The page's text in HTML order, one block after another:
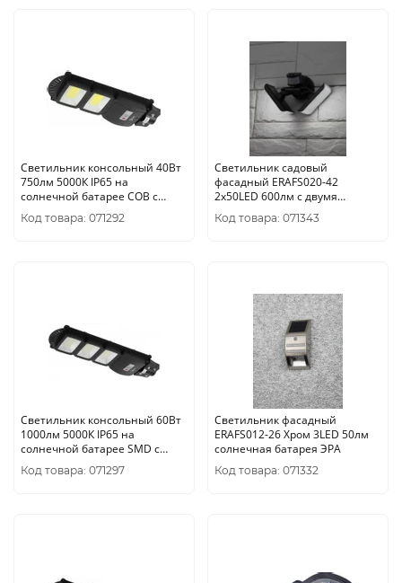
Светильник консольный 40Вт
750лм 5000К IP65 на
солнечной батарее COB с
датчиком движения ПДУ ЭРА
Код товара: 071292
Светильник садовый
фасадный ERAFS020-42
2х50LED 600лм с двумя
световыми панелями
выносная солнечная
Код товара: 071343
Светильник консольный 60Вт
1000лм 5000К IP65 на
солнечной батарее SMD с
датчиком движения ПДУ ЭРА
Код товара: 071297
Светильник фасадный
ERAFS012-26 Хром 3LED 50лм
солнечная батарея ЭРА
Код товара: 071332